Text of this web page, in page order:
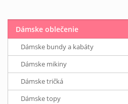
Dámske oblečenie
Dámske bundy a kabáty
Dámske mikiny
Dámske tričká
Dámske topy